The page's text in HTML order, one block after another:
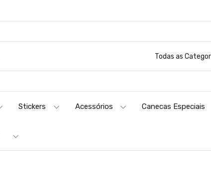
Todas as
Stickers Acessórios Canecas Especiais